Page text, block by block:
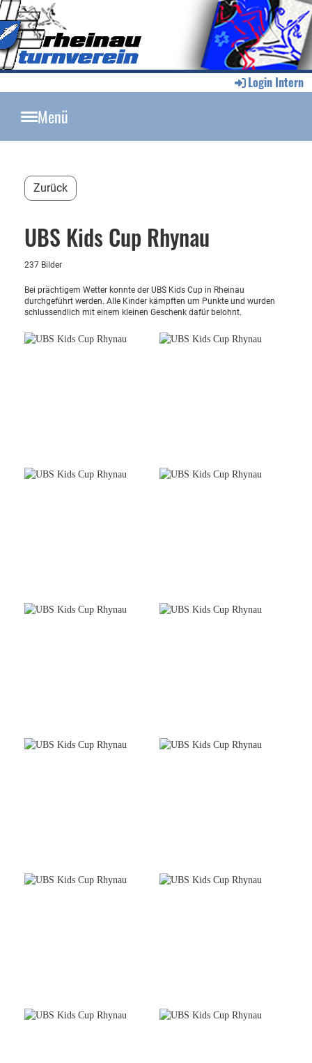
Login Intern
Menü
Zurück
UBS Kids Cup Rhynau
237 Bilder
Bei prächtigem Wetter konnte der UBS Kids Cup in Rheinau
durchgeführt werden. Alle Kinder kämpften um Punkte und wurden
schlussendlich mit einem kleinen Geschenk dafür belohnt.